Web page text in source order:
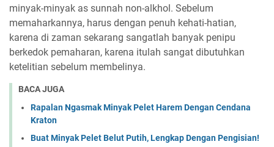
minyak-minyak as sunnah non-alkhol. Sebelum
memaharkannya, harus dengan penuh kehati-hatian,
karena di zaman sekarang sangatlah banyak penipu
berkedok pemaharan, karena itulah sangat dibutuhkan
ketelitian sebelum membelinya.
BACA JUGA
Rapalan Ngasmak Minyak Pelet Harem Dengan Cendana
Kraton
Buat Minyak Pelet Belut Putih, Lengkap Dengan Pengisian!